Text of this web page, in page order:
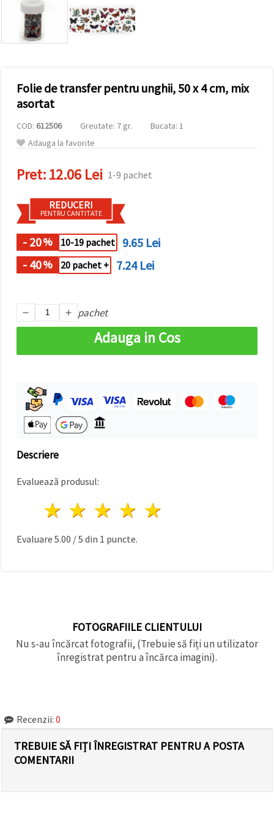
Puteți fi de
acord să
utilizați
toate
site!" Sau să
vă indicați
preferințele
selectând
cookie -uri
pe butonul
"Salvați"
Аcceptati
Setări
Folie de transfer pentru unghii, 50 x 4 cm, mix
asortat
COD: 612506 Greutate: 7 gr.
Bucata: 1
Adauga la favorite
Pret:12.06 Lei 1-9 pachet
REDUCERI
PENTRU CANTITATE
- 20% 10-19 pachet
9.65 Lei
- 40% 20 pachet + 7.24 Lei
pachet
Adauga in Cos
Descriere
Evaluează produsul:
4 stele
3 stele
2 stele
1 stea
Evaluare 5.00 /5 din 1 puncte.
FOTOGRAFIILE CLIENTULUI
Nu s-au încărcat fotografii, (Trebuie să fiți un utilizator
înregistrat pentru a încărca imagini).
Recenzii: 0
TREBUIE SĂ FIȚI ÎNREGISTRAT PENTRU A POSTA
COMENTARII